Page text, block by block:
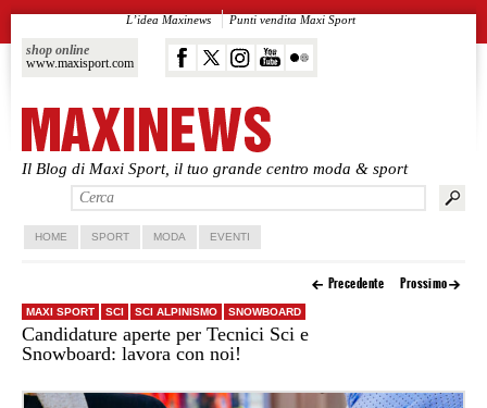
Il Blog di Maxi Sport, il tuo grande centro moda & sport
shop online
www.maxisport.com
L’idea Maxinews Punti vendita Maxi Sport
Vai al contenuto principale
Vai al contenuto secondario
HOME SPORT MODA EVENTI
Precedente Prossimo
MAXI SPORT SCI SCI ALPINISMO SNOWBOARD
Candidature aperte per Tecnici Sci e
Snowboard: lavora con noi!